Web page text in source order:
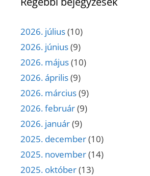
2026. július(10)
2026. június(9)
2026. május(10)
2026. április(9)
2026. március(9)
2026. február(9)
2026. január(9)
2025. december(10)
2025. november(14)
2025. október(13)